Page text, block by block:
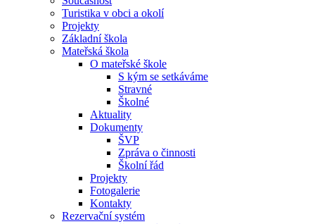
Turistika v obci a okolí
Projekty
Základní škola
Mateřská škola
O mateřské škole
S kým se setkáváme
Stravné
Školné
Aktuality
Dokumenty
ŠVP
Zpráva o činnosti
Školní řád
Projekty
Fotogalerie
Kontakty
Rezervační systém